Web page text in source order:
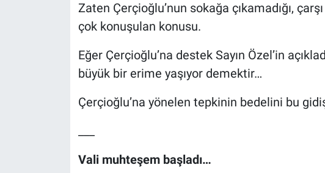
Zaten Çerçioğlu’nun sokağa çıkamadığı,
çok konuşulan konusu.
Eğer Çerçioğlu’na destek Sayın Özel’in
büyük bir erime yaşıyor demektir…
Çerçioğlu’na yönelen tepkinin bedelini bu
Vali muhteşem başladı…